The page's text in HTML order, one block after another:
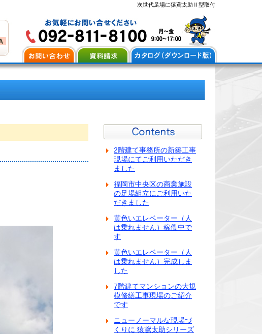
次世代足場に猿鳶太助Ⅱ型取付
2階建て事務所の新築工事
現場にてご利用いただき
ました
福岡市中央区の商業施設
の足場組立にご利用いた
だきました
黄色いエレベーター（人
は乗れません）稼働中で
す
黄色いエレベーター（人
は乗れません）完成しま
した
7階建てマンションの大規
模修繕工事現場のご紹介
です
ニューノーマルな現場づ
くりに 猿鳶太助シリーズ